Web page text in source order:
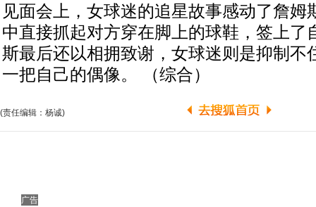
见面会上，女球迷的追星故事感动了詹姆
中直接抓起对方穿在脚上的球鞋，签上了
斯最后还以相拥致谢，女球迷则是抑制不
一把自己的偶像。 （综合）
(责任编辑：杨诚)
广告